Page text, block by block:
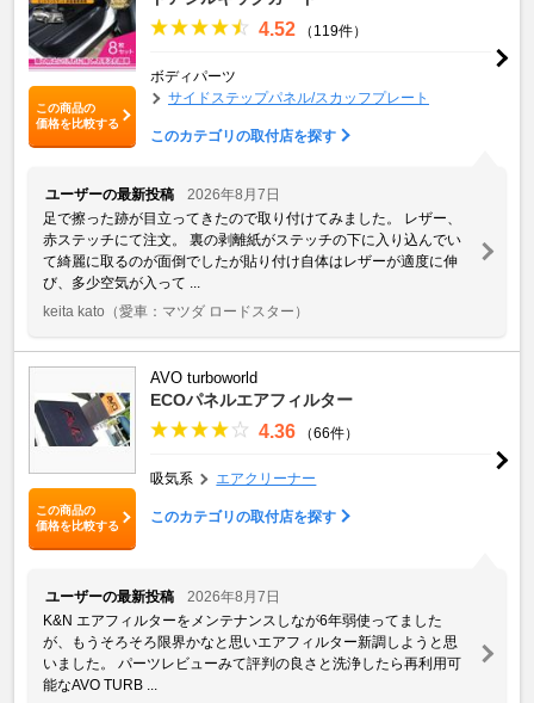
この商品の
価格を比較する
4.52 （119件）
ボディパーツ
サイドステップパネル/スカッフプレート
このカテゴリの取付店を探す
ユーザーの最新投稿
2026年8月7日
足で擦った跡が目立ってきたので取り付けてみました。 レザー、
赤ステッチにて注文。 裏の剥離紙がステッチの下に入り込んでい
て綺麗に取るのが面倒でしたが貼り付け自体はレザーが適度に伸
び、多少空気が入って ...
keita kato （愛車：マツダ ロードスター）
この商品の
価格を比較する
AVO turboworld
ECOパネルエアフィルター
4.36 （66件）
吸気系 エアクリーナー
このカテゴリの取付店を探す
ユーザーの最新投稿
2026年8月7日
K&N エアフィルターをメンテナンスしなが6年弱使ってました
が、もうそろそろ限界かなと思いエアフィルター新調しようと思
いました。 パーツレビューみて評判の良さと洗浄したら再利用可
能なAVO TURB ...